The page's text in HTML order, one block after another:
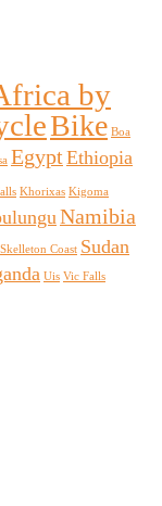
by
Bike Boa
Egypt Ethiopia
Khorixas Kigoma
Namibia
Skelleton Coast Sudan
Uis Vic Falls